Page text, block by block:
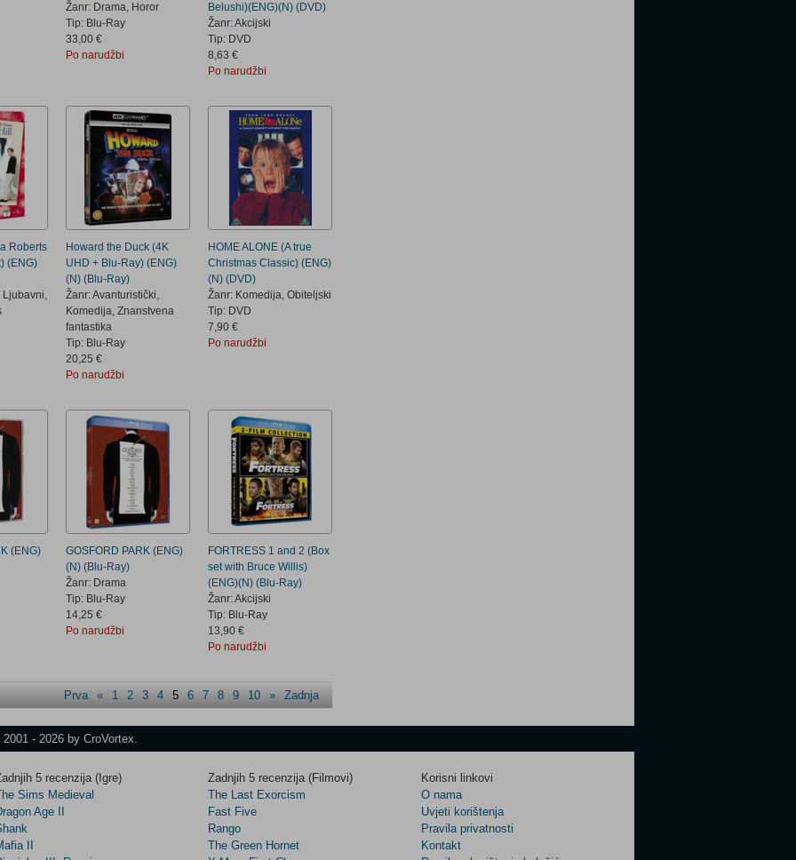
Žanr: Drama, Horor
Tip: Blu-Ray
33,00 €
Po narudžbi
Belushi)(ENG)(N) (DVD)
Žanr: Akcijski
Tip: DVD
8,63 €
Po narudžbi
Roberts
(ENG)
Ljubavni,
Howard the Duck (4K
UHD + Blu-Ray) (ENG)
(N) (Blu-Ray)
Žanr: Avanturistički,
Komedija, Znanstvena
fantastika
Tip: Blu-Ray
20,25 €
Po narudžbi
HOME ALONE (A true
Christmas Classic) (ENG)
(N) (DVD)
Žanr: Komedija, Obiteljski
Tip: DVD
7,90 €
Po narudžbi
(ENG)
GOSFORD PARK (ENG)
(N) (Blu-Ray)
Žanr: Drama
Tip: Blu-Ray
14,25 €
Po narudžbi
FORTRESS 1 and 2 (Box
set with Bruce Willis)
(ENG)(N) (Blu-Ray)
Žanr: Akcijski
Tip: Blu-Ray
13,90 €
Po narudžbi
Prva « 1 2 3 4 5 6 7 8 9 10 » Zadnja
- 2026 by CroVortex.
5 recenzija (Igre)
Sims Medieval
Age II
II
Zadnjih 5 recenzija (Filmovi)
The Last Exorcism
Fast Five
Rango
The Green Hornet
Korisni linkovi
O nama
Uvjeti korištenja
Pravila privatnosti
Kontakt